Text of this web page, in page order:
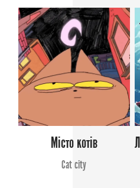
Місто котів
Cat city